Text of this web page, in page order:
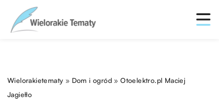
Wielorakietematy » Dom i ogród »Otoelektro.pl Maciej
Jagiełło